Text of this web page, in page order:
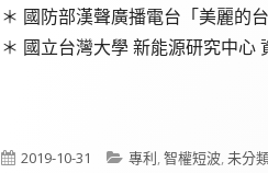
＊ 國防部漢聲廣播電台「美麗的
＊ 國立台灣大學 新能源研究中心
Published
2019-10-31 Categories
專利,智權短波,未分